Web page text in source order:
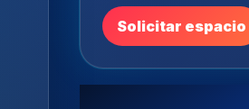
Solicitar espacio